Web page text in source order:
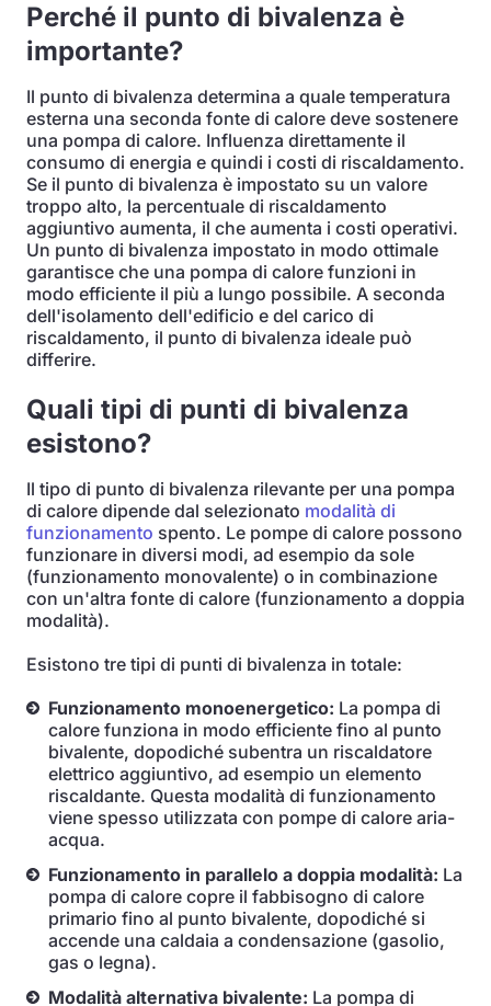
Perché il punto di bivalenza è
importante?
Il punto di bivalenza determina a quale temperatura
esterna una seconda fonte di calore deve sostenere
una pompa di calore. Influenza direttamente il
consumo di energia e quindi i costi di riscaldamento.
Se il punto di bivalenza è impostato su un valore
troppo alto, la percentuale di riscaldamento
aggiuntivo aumenta, il che aumenta i costi operativi.
Un punto di bivalenza impostato in modo ottimale
garantisce che una pompa di calore funzioni in
modo efficiente il più a lungo possibile. A seconda
dell'isolamento dell'edificio e del carico di
riscaldamento, il punto di bivalenza ideale può
differire.
Quali tipi di punti di bivalenza
esistono?
Il tipo di punto di bivalenza rilevante per una pompa
di calore dipende dal selezionato modalità di
funzionamento spento. Le pompe di calore possono
funzionare in diversi modi, ad esempio da sole
(funzionamento monovalente) o in combinazione
con un'altra fonte di calore (funzionamento a doppia
modalità).
Esistono tre tipi di punti di bivalenza in totale:
Funzionamento monoenergetico: La pompa di
calore funziona in modo efficiente fino al punto
bivalente, dopodiché subentra un riscaldatore
elettrico aggiuntivo, ad esempio un elemento
riscaldante. Questa modalità di funzionamento
viene spesso utilizzata con pompe di calore aria-
acqua.
Funzionamento in parallelo a doppia modalità: La
pompa di calore copre il fabbisogno di calore
primario fino al punto bivalente, dopodiché si
accende una caldaia a condensazione (gasolio,
gas o legna).
Modalità alternativa bivalente: La pompa di